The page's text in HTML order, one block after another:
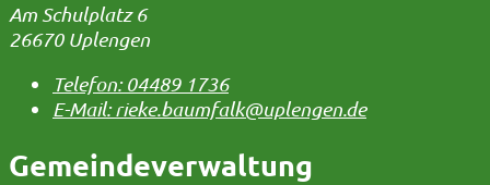
Am Schulplatz 6
26670 Uplengen
Telefon:04489 1736
E-Mail:rieke.baumfalk@uplengen.de
Gemeindeverwaltung